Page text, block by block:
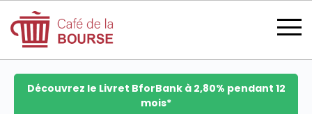
Découvrez le Livret BforBank à 2,80% pendant 12
mois*